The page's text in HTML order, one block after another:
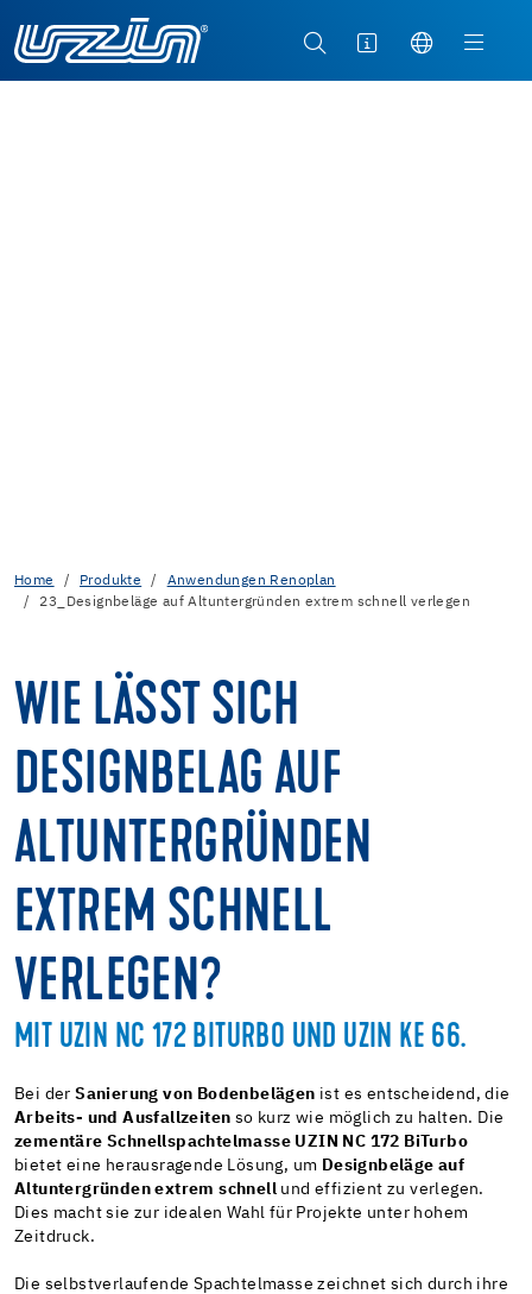
Home Produkte
Anwendungen Renoplan
23_Designbeläge auf Altuntergründen extrem schnell verlegen
WIE LÄSST SICH
DESIGNBELAG AUF
ALTUNTERGRÜNDEN
EXTREM SCHNELL
VERLEGEN?
MIT UZIN NC 172 BITURBO UND UZIN KE 66.
Bei derSanierung von Bodenbelägen ist es entscheidend, die
Arbeits- und Ausfallzeiten so kurz wie möglich zu halten. Die
zementäre Schnellspachtelmasse UZIN NC 172 BiTurbo
bietet eine herausragende Lösung, um Designbeläge auf
Altuntergründen extrem schnell und effizient zu verlegen.
Dies macht sie zur idealen Wahl für Projekte unter hohem
Zeitdruck.
Die selbstverlaufende Spachtelmasse zeichnet sich durch ihre